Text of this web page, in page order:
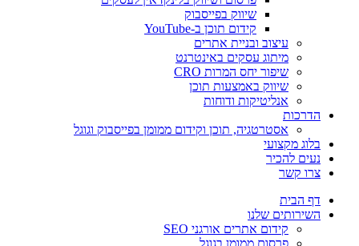
שיווק בפייסבוק
קידום תוכן ב-YouTube
עיצוב ובניית אתרים
מיתוג עסקים באינטרנט
שיפור יחס המרות CRO
שיווק באמצעות תוכן
אנליטיקות ודוחות
הדרכות
אסטרטגיה, תוכן וקידום ממומן בפייסבוק וגוגל
בלוג מקצועי
נעים להכיר
צרו קשר
דף הבית
השירותים שלנו
קידום אתרים אורגני SEO
פרסום ממומן בגוגל